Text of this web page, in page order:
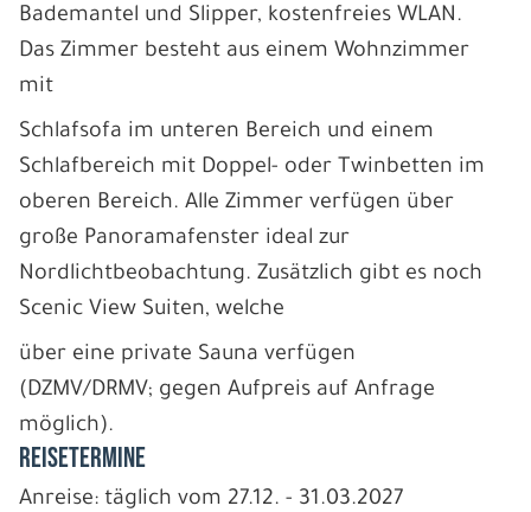
Bademantel und Slipper, kostenfreies WLAN.
Das Zimmer besteht aus einem Wohnzimmer
mit
Schlafsofa im unteren Bereich und einem
Schlafbereich mit Doppel- oder Twinbetten im
oberen Bereich. Alle Zimmer verfügen über
große Panoramafenster ideal zur
Nordlichtbeobachtung. Zusätzlich gibt es noch
Scenic View Suiten, welche
über eine private Sauna verfügen
(DZMV/DRMV; gegen Aufpreis auf Anfrage
möglich).
REISETERMINE
Anreise: täglich vom 27.12. - 31.03.2027